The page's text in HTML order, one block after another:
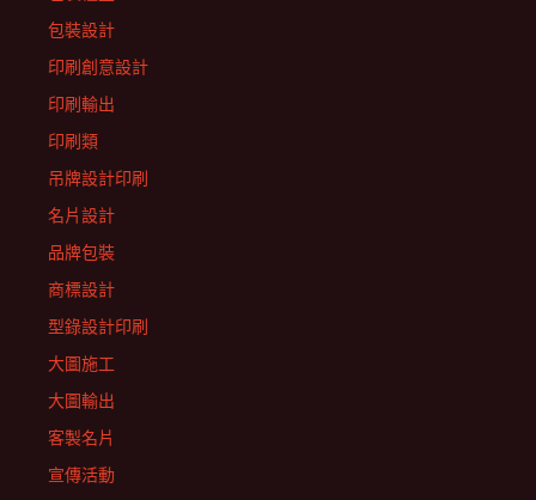
包裝設計
印刷創意設計
印刷輸出
印刷類
吊牌設計印刷
名片設計
品牌包裝
商標設計
型錄設計印刷
大圖施工
大圖輸出
客製名片
宣傳活動